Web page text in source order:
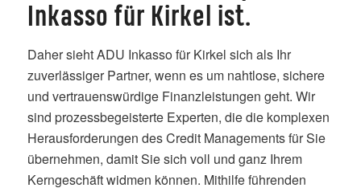
Inkasso für Kirkel ist.
Daher sieht ADU Inkasso für Kirkel sich als Ihr
zuverlässiger Partner, wenn es um nahtlose, sichere
und vertrauenswürdige Finanzleistungen geht. Wir
sind prozessbegeisterte Experten, die die komplexen
Herausforderungen des Credit Managements für Sie
übernehmen, damit Sie sich voll und ganz Ihrem
Kerngeschäft widmen können. Mithilfe führenden